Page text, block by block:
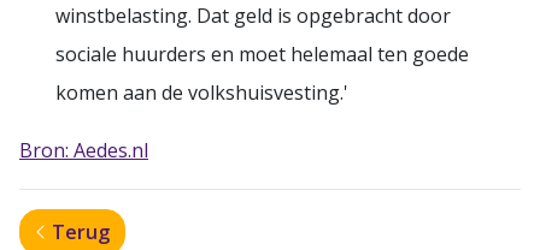
winstbelasting. Dat geld is opgebracht door
sociale huurders en moet helemaal ten goede
komen aan de volkshuisvesting.'
Bron: Aedes.nl
Terug